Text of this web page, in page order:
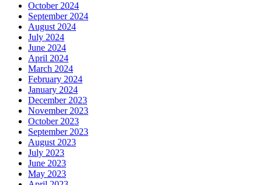
October 2024
September 2024
August 2024
July 2024
June 2024
April 2024
March 2024
February 2024
January 2024
December 2023
November 2023
October 2023
September 2023
August 2023
July 2023
June 2023
May 2023